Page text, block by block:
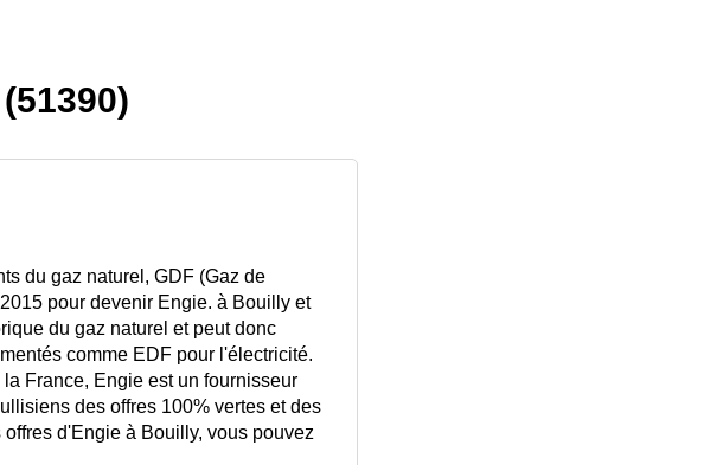
du gaz naturel, GDF (Gaz de
pour devenir Engie. à Bouilly et
du gaz naturel et peut donc
comme EDF pour l'électricité.
France, Engie est un fournisseur
des offres 100% vertes et des
d'Engie à Bouilly, vous pouvez